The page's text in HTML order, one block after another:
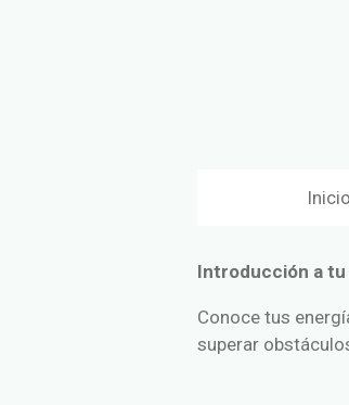
Inicio
Introducción a
Conoce tus
superar